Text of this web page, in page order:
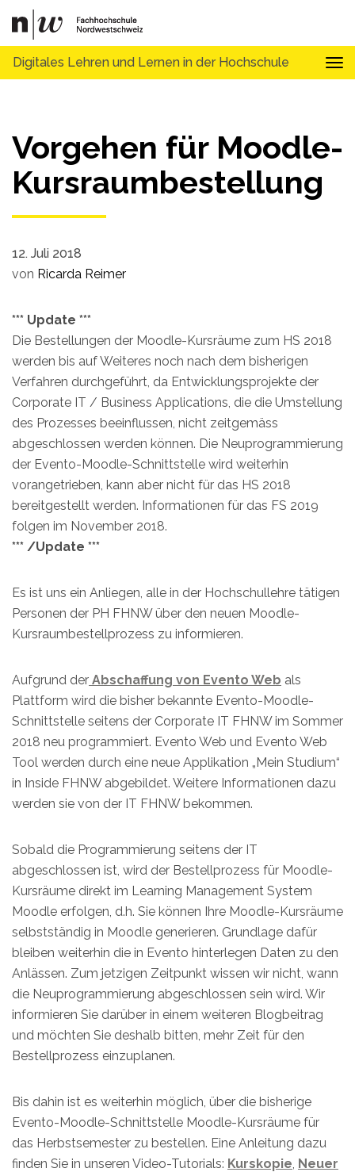
Digitales Lehren und Lernen in der Hochschule
Vorgehen für Moodle-
Kursraumbestellung
12. Juli 2018
von Ricarda Reimer
*** Update ***
Die Bestellungen der Moodle-Kursräume zum HS 2018
werden bis auf Weiteres noch nach dem bisherigen
Verfahren durchgeführt, da Entwicklungsprojekte der
Corporate IT / Business Applications, die die Umstellung
des Prozesses beeinflussen, nicht zeitgemäss
abgeschlossen werden können. Die Neuprogrammierung
der Evento-Moodle-Schnittstelle wird weiterhin
vorangetrieben, kann aber nicht für das HS 2018
bereitgestellt werden. Informationen für das FS 2019
folgen im November 2018.
*** /Update ***
Es ist uns ein Anliegen, alle in der Hochschullehre tätigen
Personen der PH FHNW über den neuen Moodle-
Kursraumbestellprozess zu informieren.
Aufgrund der Abschaffung von Evento Web als
Plattform wird die bisher bekannte Evento-Moodle-
Schnittstelle seitens der Corporate IT FHNW im Sommer
2018 neu programmiert. Evento Web und Evento Web
Tool werden durch eine neue Applikation „Mein Studium“
in Inside FHNW abgebildet. Weitere Informationen dazu
werden sie von der IT FHNW bekommen.
Sobald die Programmierung seitens der IT
abgeschlossen ist, wird der Bestellprozess für Moodle-
Kursräume direkt im Learning Management System
Moodle erfolgen, d.h. Sie können Ihre Moodle-Kursräume
selbstständig in Moodle generieren. Grundlage dafür
bleiben weiterhin die in Evento hinterlegen Daten zu den
Anlässen. Zum jetzigen Zeitpunkt wissen wir nicht, wann
die Neuprogrammierung abgeschlossen sein wird. Wir
informieren Sie darüber in einem weiteren Blogbeitrag
und möchten Sie deshalb bitten, mehr Zeit für den
Bestellprozess einzuplanen.
Bis dahin ist es weiterhin möglich, über die bisherige
Evento-Moodle-Schnittstelle Moodle-Kursräume für
das Herbstsemester zu bestellen. Eine Anleitung dazu
finden Sie in unseren Video-Tutorials: Kurskopie Neuer